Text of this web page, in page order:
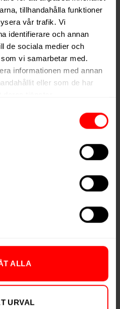
tillhandahålla funktioner
vår trafik. Vi
identifierare och annan
de sociala medier och
vi samarbetar med.
informationen med annan
eller som de har
who may receive and
ALLA
URVAL
Traditionell
1,0 g
Oden's
GN Tobacco